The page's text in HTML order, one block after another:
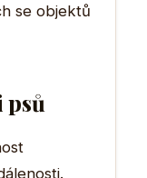
se objektů
psů